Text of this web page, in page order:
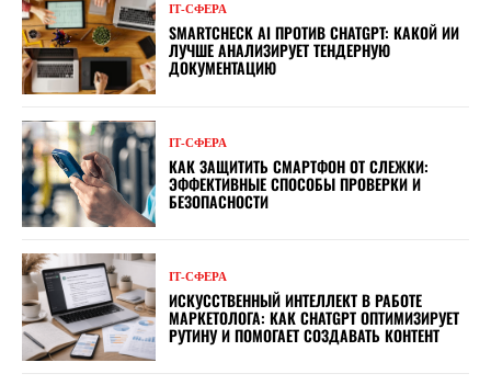
ІТ-СФЕРА
SMARTCHECK AI ПРОТИВ CHATGPT: КАКОЙ ИИ
ЛУЧШЕ АНАЛИЗИРУЕТ ТЕНДЕРНУЮ
ДОКУМЕНТАЦИЮ
ІТ-СФЕРА
КАК ЗАЩИТИТЬ СМАРТФОН ОТ СЛЕЖКИ:
ЭФФЕКТИВНЫЕ СПОСОБЫ ПРОВЕРКИ И
БЕЗОПАСНОСТИ
ІТ-СФЕРА
ИСКУССТВЕННЫЙ ИНТЕЛЛЕКТ В РАБОТЕ
МАРКЕТОЛОГА: КАК CHATGPT ОПТИМИЗИРУЕТ
РУТИНУ И ПОМОГАЕТ СОЗДАВАТЬ КОНТЕНТ